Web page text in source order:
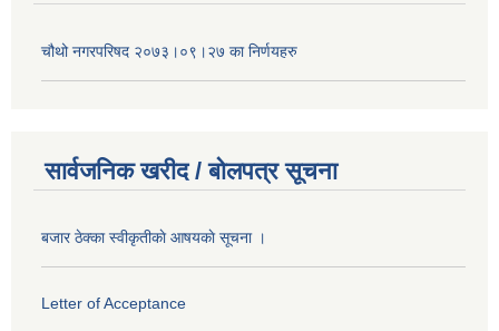
चौथो नगरपरिषद २०७३।०९।२७ का निर्णयहरु
सार्वजनिक खरीद / बोलपत्र सूचना
बजार ठेक्का स्वीकृतीकाे आषयकाे सूचना ।
Letter of Acceptance